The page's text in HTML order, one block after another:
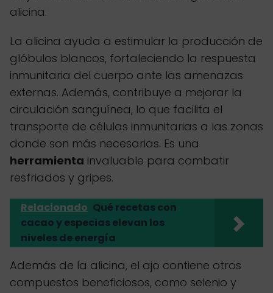
alicina.
La alicina ayuda a estimular la producción de
glóbulos blancos, fortaleciendo la respuesta
inmunitaria del cuerpo ante las amenazas
externas. Además, contribuye a mejorar la
circulación sanguínea, lo que facilita el
transporte de células inmunitarias a las zonas
donde son más necesarias. Es una
herramienta invaluable para combatir
resfriados y gripes.
Relacionado Qué recetas con
cacao y especias elevan los
niveles de energía
Además de la alicina, el ajo contiene otros
compuestos beneficiosos, como selenio y